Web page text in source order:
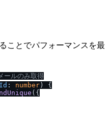
ことでパフォーマンスを最
ールのみ取得
: number ) {
({